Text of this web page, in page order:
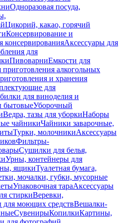
Одноразовая посуда,
Цикорий, какао, горячий
Консервирование и
консервированияАксессуары для
для
ПивоварниЕмкости для
алкогольных
и хранения
для
для виноделия и
бытовыеУборочный
Ведра, тазы для уборкиНаборы
чайникиЧайники заварочные,
Турки, молочникиАксессуары
Фильтры-
Сушилки для белья,
Урны, контейнеры для
ящикиТуалетная бумага,
мочалки, губки, мусорные
Упаковочная тараАксессуары
стиркиВеревки,
для моющих средствВешалки-
СувенирыКопилкиКартины,